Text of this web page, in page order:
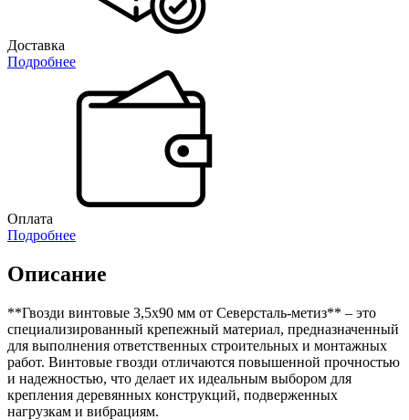
Доставка
Подробнее
Оплата
Подробнее
Описание
**Гвозди винтовые 3,5х90 мм от Северсталь-метиз** – это
специализированный крепежный материал, предназначенный
для выполнения ответственных строительных и монтажных
работ. Винтовые гвозди отличаются повышенной прочностью
и надежностью, что делает их идеальным выбором для
крепления деревянных конструкций, подверженных
нагрузкам и вибрациям.